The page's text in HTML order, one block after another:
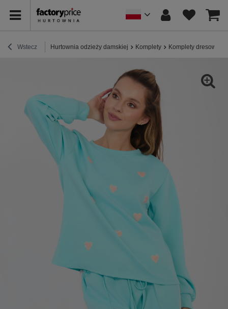
Wstecz Hurtownia odzieży damskiej Komplety Komplety dresowe